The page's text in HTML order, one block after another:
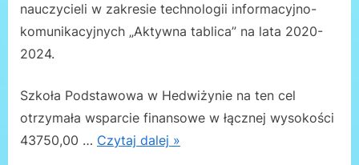
nauczycieli w zakresie technologii informacyjno-
komunikacyjnych „Aktywna tablica” na lata 2020-
2024.
Szkoła Podstawowa w Hedwiżynie na ten cel
otrzymała wsparcie finansowe w łącznej wysokości
43750,00 … Czytaj dalej »